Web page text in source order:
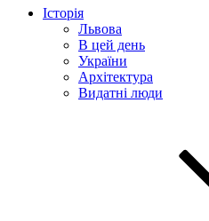
Історія
Львова
В цей день
України
Архітектура
Видатні люди